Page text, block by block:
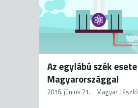
Az egylábú szék esete
Magyarországgal
2016. június 21. Magyar László